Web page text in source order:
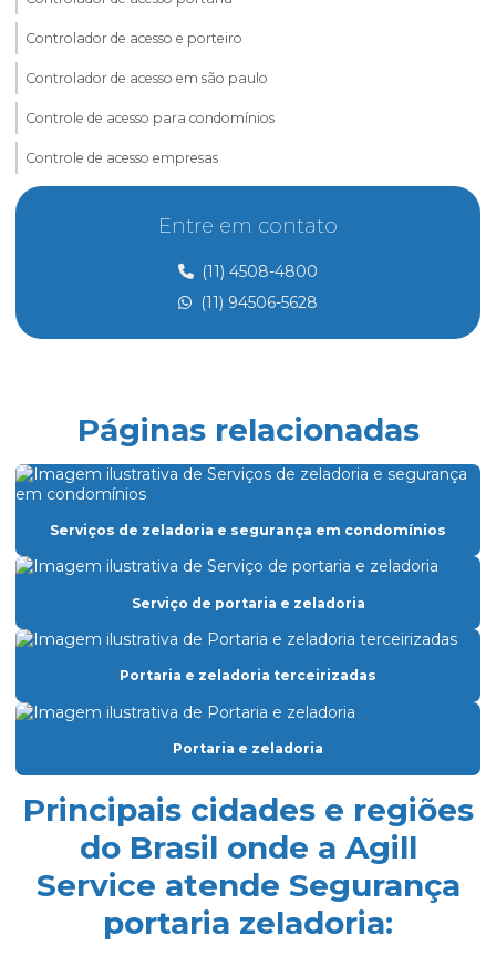
Controlador de acesso e porteiro
Controlador de acesso em são paulo
Controle de acesso para condomínios
Controle de acesso empresas
Controle de acesso e portaria
Controle de acesso preço
Controle de acesso de prestadores de serviço
Eletricista de manutenção predial
Empresa de dedetização
Empresa especializada em limpeza de vidros
Empresa de facilities prediais
Empresa facility serviços gerais
Empresa de lavagem de fachada de vidro
Empresa de limpeza condominio
Empresa de limpeza de fachada de prédio
Empresa de limpeza de fachadas
Empresa de limpeza facility
Empresa de limpeza pós obra
Empresa de limpeza pós obra são paulo
Entre em contato
(11) 4508-4800
(11) 94506-5628
Páginas relacionadas
Serviços de zeladoria e segurança em condomínios
Serviço de portaria e zeladoria
Portaria e zeladoria terceirizadas
Portaria e zeladoria
Principais cidades e regiões
do Brasil onde a Agill
Service atende Segurança
portaria zeladoria: